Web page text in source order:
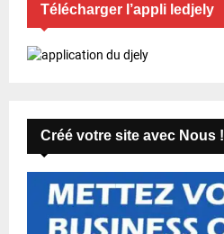
Télécharger l’appli ledjely
Créé votre site avec Nous !